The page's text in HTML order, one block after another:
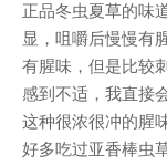
正品冬虫夏草的味
显，咀嚼后慢慢有
有腥味，但是比较
感到不适，我直接
这种很浓很冲的腥
好多吃过亚香棒虫